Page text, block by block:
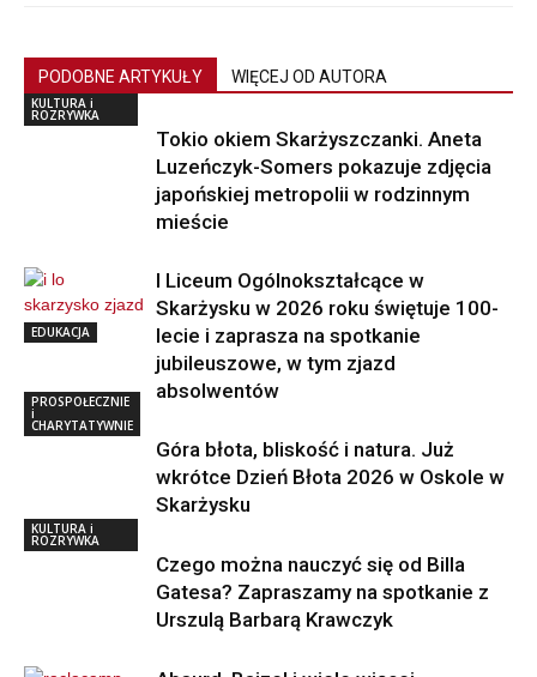
PODOBNE ARTYKUŁY WIĘCEJ OD AUTORA
KULTURA i
ROZRYWKA
Tokio okiem Skarżyszczanki. Aneta
Luzeńczyk-Somers pokazuje zdjęcia
japońskiej metropolii w rodzinnym
mieście
EDUKACJA
I Liceum Ogólnokształcące w
Skarżysku w 2026 roku świętuje 100-
lecie i zaprasza na spotkanie
jubileuszowe, w tym zjazd
absolwentów
PROSPOŁECZNIE
i
CHARYTATYWNIE
Góra błota, bliskość i natura. Już
wkrótce Dzień Błota 2026 w Oskole w
Skarżysku
KULTURA i
ROZRYWKA
Czego można nauczyć się od Billa
Gatesa? Zapraszamy na spotkanie z
Urszulą Barbarą Krawczyk